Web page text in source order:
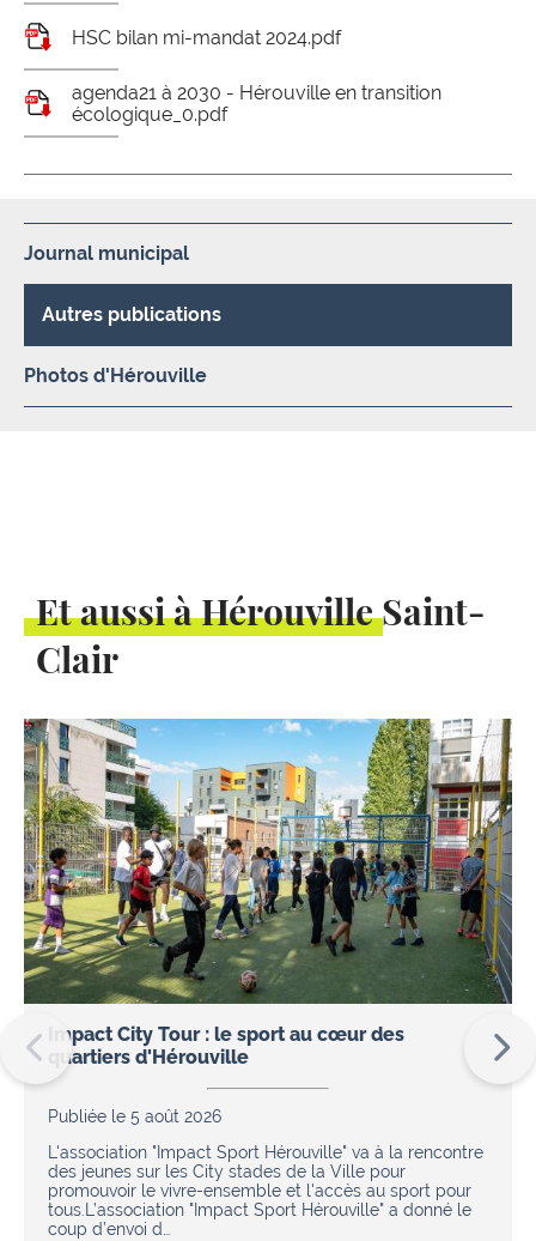
HSC bilan mi-mandat 2024.pdf
agenda21 à 2030 - Hérouville en transition
écologique_0.pdf
Journal municipal
Autres publications
Photos d'Hérouville
Et aussi à Hérouville Saint-
Clair
Impact City Tour : le sport au cœur des
quartiers d'Hérouville
Publiée le 5 août 2026
L'association "Impact Sport Hérouville" va à la rencontre
des jeunes sur les City stades de la Ville pour
promouvoir le vivre-ensemble et l'accès au sport pour
tous.L’association "Impact Sport Hérouville" a donné le
coup d’envoi d…